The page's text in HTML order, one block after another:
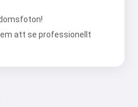
att se professionellt